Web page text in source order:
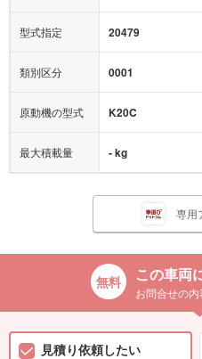
型式指定 20479
類別区分 0001
原動機の型式 K20C
最大積載量 - kg
専用
この車両
お問合せの
見積り依頼したい